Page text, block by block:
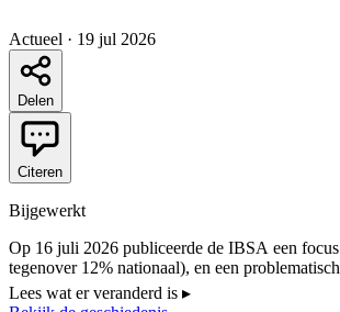
Actueel · 19 jul 2026
Delen
Citeren
Bijgewerkt
Op 16 juli 2026 publiceerde de IBSA een
tegenover 12% nationaal), en een
westen van het Gewest. Tegelijk verstrengde
mondelinge test) voor de voorrangstoegang tot
Lees wat er veranderd is ▸